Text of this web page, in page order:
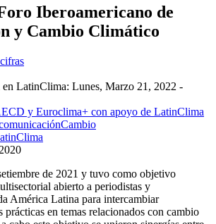
Iberoamericano de
y Cambio Climático
en LatinClima: Lunes, Marzo 21, 2022 -
y Euroclima+ con apoyo de LatinClima
Cambio
2020
de 2021 y tuvo como objetivo
abierto a periodistas y
América Latina para intercambiar
prácticas en temas relacionados con cambio